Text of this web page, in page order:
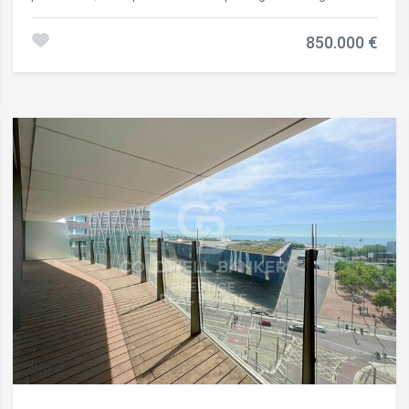
floor, it stands out for offering two terraces: a spacious
barbecue, perfect for enjoying the outdoors. The home is
arranged in a functional and elegant layout, with four
spacious bedrooms one of them en suite and three full
bathrooms. The bright living-dining room, with large
windows, opens directly onto the terrace. It's south-east
orientation guarantees plenty of light throughout the day.
The kitchen, open to the living room, is equipped with high-
end cabinetry from the prestigious brand Santos and top-
of-the-range appliances. In terms of comfort, the
penthouse offers first-class technical features: - Central
air conditioning (heating and cooling) with independent
temperature control in each room, also operable from your
phone via an app. - Ceiling fans. - Additional heating through
radiators and underfloor heating. - A central water filtration
system installed throughout the home. Residents enjoy a
large communal saltwater swimming pool with sea views.
850.000 €